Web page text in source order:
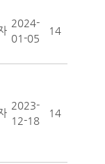
2024-
01-05
14
2023-
12-18
14